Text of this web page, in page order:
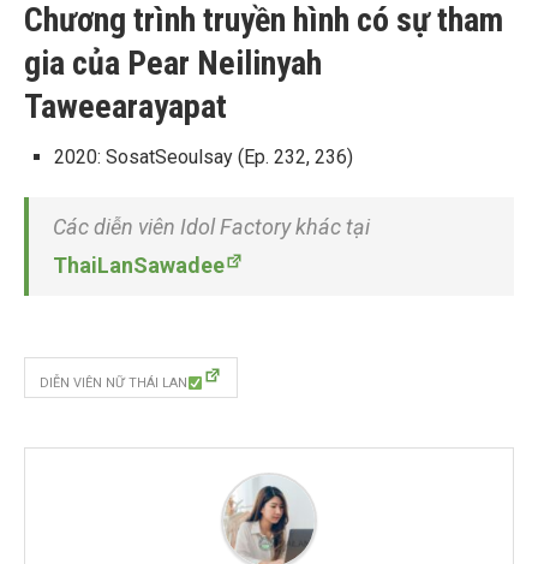
Chương trình truyền hình có sự tham
gia của Pear Neilinyah
Taweearayapat
2020: SosatSeoulsay (Ep. 232, 236)
Các diễn viên Idol Factory khác tại
ThaiLanSawadee
DIỄN VIÊN NỮ THÁI LAN